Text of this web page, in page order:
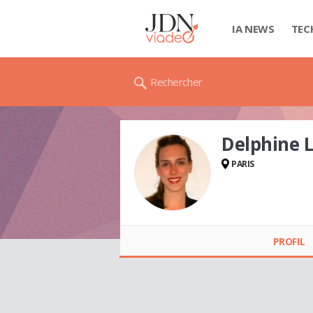
IA NEWS
Rechercher
Delphine
PARIS
PROFIL